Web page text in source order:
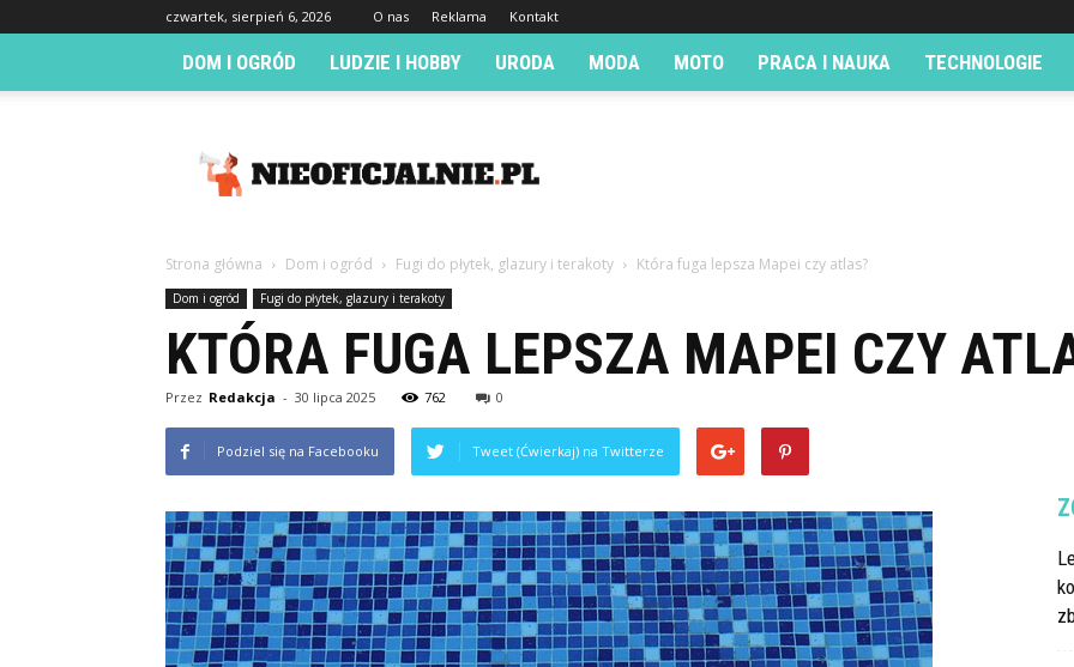
czwartek, sierpień 6, 2026 O nas Reklama Kontakt
DOM I OGRÓD LUDZIE I HOBBY URODA MODA MOTO PRACA I NAUKA TECHNOLOGIE
Strona główna Dom i ogród Fugi do płytek, glazury i terakoty Która fuga lepsza Mapei czy atlas?
Dom i ogród Fugi do płytek, glazury i terakoty
KTÓRA FUGA LEPSZA MAPEI CZY
Przez Redakcja - 30 lipca 2025 762 0
Podziel się na Facebooku Tweet (Ćwierkaj) na Twitterze